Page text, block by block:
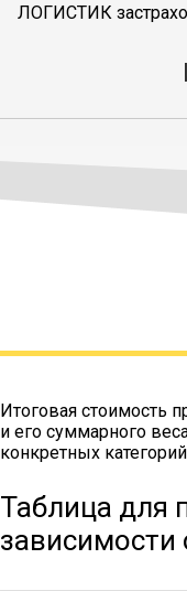
ЛОГИСТИК
Итоговая стоимость
и его суммарного
конкретных
Таблица для
зависимости